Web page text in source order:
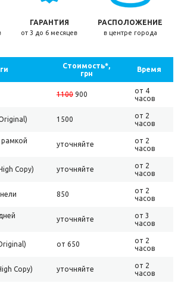
ГАРАНТИЯ
от 3 до 6 месяцев
РАСПОЛОЖЕНИЕ
в центре города
Стоимость*,
грн
Время
1100900
от 4
часов
1500
от 2
часов
рамкой
уточняйте
от 2
часов
Copy) уточняйте
от 2
часов
850
от 2
часов
уточняйте
от 3
часов
от 650
от 2
часов
Copy) уточняйте
от 2
часов